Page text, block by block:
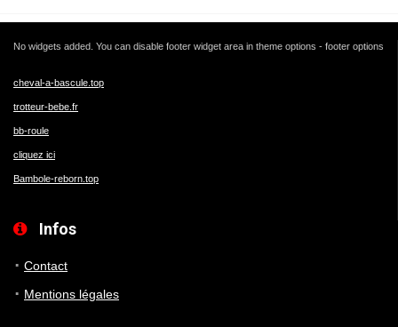
No widgets added. You can disable footer widget area in theme options - footer options
cheval-a-bascule.top
trotteur-bebe.fr
bb-roule
cliquez ici
Bambole-reborn.top
Infos
Contact
Mentions légales